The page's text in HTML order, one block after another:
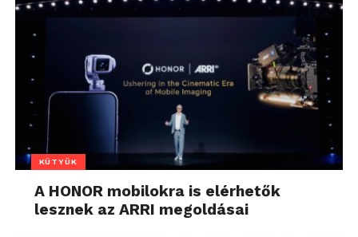
KÜTYÜK
A HONOR mobilokra is elérhetők
lesznek az ARRI megoldásai